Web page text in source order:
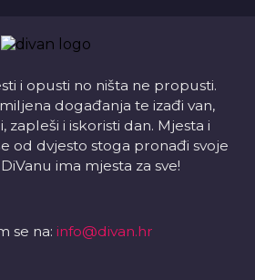
i opusti no ništa ne propusti.
događanja te izađi van,
zapleši i iskoristi dan. Mjesta i
od dvjesto stoga pronađi svoje
ima mjesta za sve!
se na: info@divan.hr